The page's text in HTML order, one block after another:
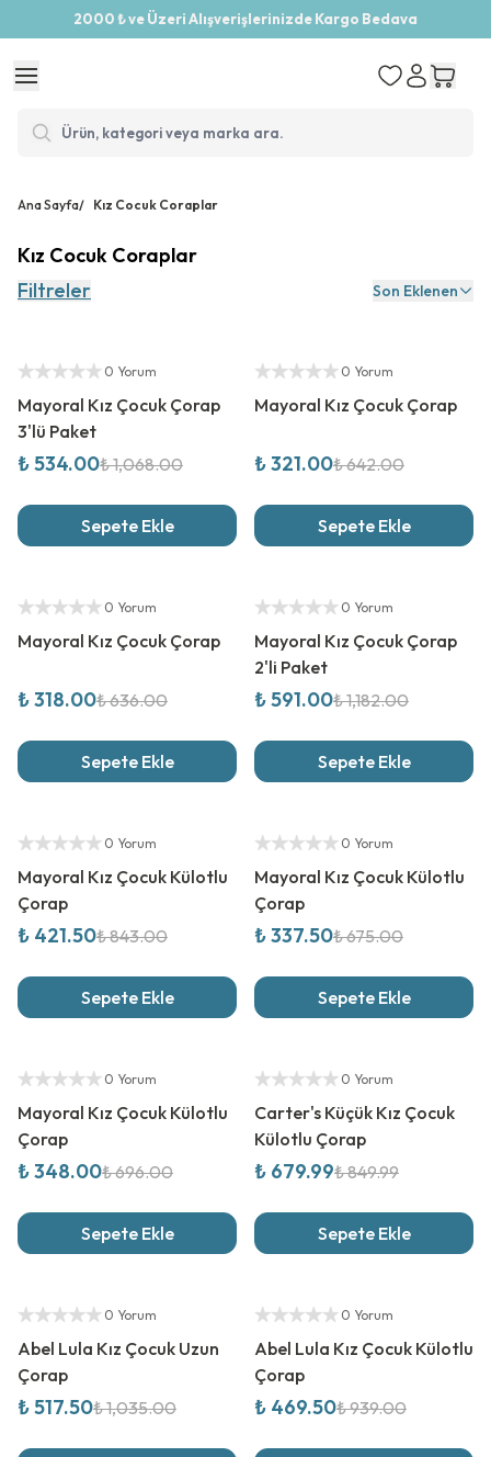
2000 ₺ ve Üzeri Alışverişlerinizde Kargo Bedava
Ana Sayfa/ Kız Cocuk Coraplar
Kız Cocuk Coraplar
Filtreler
Son Eklenen
Yetkili Satıcı
0 Yorum
Mayoral Kız Çocuk Çorap
3'lü Paket
₺ 534.00₺ 1,068.00
Sepete Ekle
Yetkili Satıcı
0 Yorum
Mayoral Kız Çocuk Çorap
₺ 321.00₺ 642.00
Sepete Ekle
Yetkili Satıcı
0 Yorum
Mayoral Kız Çocuk Çorap
₺ 318.00₺ 636.00
Sepete Ekle
Yetkili Satıcı
0 Yorum
Mayoral Kız Çocuk Çorap
2'li Paket
₺ 591.00₺ 1,182.00
Sepete Ekle
Yetkili Satıcı
0 Yorum
Mayoral Kız Çocuk Külotlu
Çorap
₺ 421.50₺ 843.00
Sepete Ekle
Yetkili Satıcı
0 Yorum
Mayoral Kız Çocuk Külotlu
Çorap
₺ 337.50₺ 675.00
Sepete Ekle
Yetkili Satıcı
0 Yorum
Mayoral Kız Çocuk Külotlu
Çorap
₺ 348.00₺ 696.00
Sepete Ekle
Yetkili Satıcı
0 Yorum
Carter's Küçük Kız Çocuk
Külotlu Çorap
₺ 679.99₺ 849.99
Sepete Ekle
Yetkili Satıcı
0 Yorum
Abel Lula Kız Çocuk Uzun
Çorap
₺ 517.50₺ 1,035.00
Yetkili Satıcı
0 Yorum
Abel Lula Kız Çocuk Külotlu
Çorap
₺ 469.50₺ 939.00